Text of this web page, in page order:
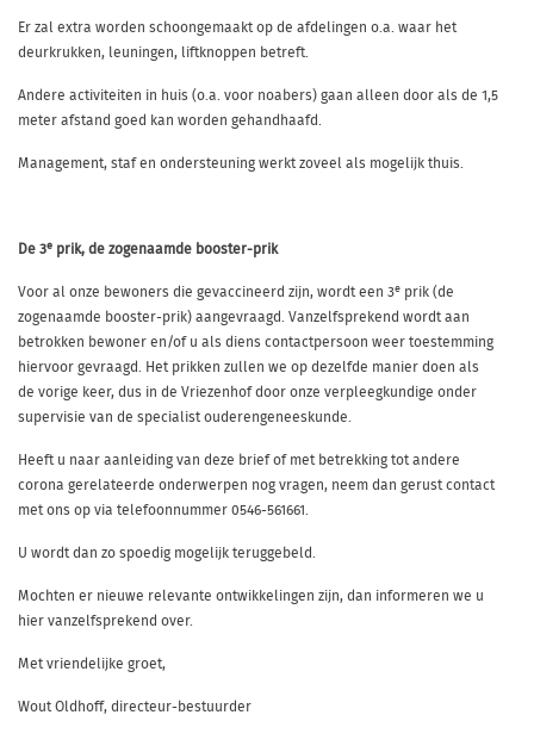
Er zal extra worden schoongemaakt op de afdelingen o.a. waar het
deurkrukken, leuningen, liftknoppen betreft.
Andere activiteiten in huis (o.a. voor noabers) gaan alleen door als de 1,5
meter afstand goed kan worden gehandhaafd.
Management, staf en ondersteuning werkt zoveel als mogelijk thuis.
De 3e prik, de zogenaamde booster-prik
Voor al onze bewoners die gevaccineerd zijn, wordt een 3e prik (de
zogenaamde booster-prik) aangevraagd. Vanzelfsprekend wordt aan
betrokken bewoner en/of u als diens contactpersoon weer toestemming
hiervoor gevraagd. Het prikken zullen we op dezelfde manier doen als
de vorige keer, dus in de Vriezenhof door onze verpleegkundige onder
supervisie van de specialist ouderengeneeskunde.
Heeft u naar aanleiding van deze brief of met betrekking tot andere
corona gerelateerde onderwerpen nog vragen, neem dan gerust contact
met ons op via telefoonnummer 0546-561661.
U wordt dan zo spoedig mogelijk teruggebeld.
Mochten er nieuwe relevante ontwikkelingen zijn, dan informeren we u
hier vanzelfsprekend over.
Met vriendelijke groet,
Wout Oldhoff, directeur-bestuurder